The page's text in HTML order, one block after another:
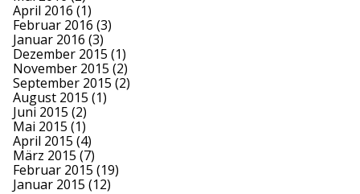
April 2016 (1)
Februar 2016 (3)
Januar 2016 (3)
Dezember 2015 (1)
November 2015 (2)
September 2015 (2)
August 2015 (1)
Juni 2015 (2)
Mai 2015 (1)
April 2015 (4)
März 2015 (7)
Februar 2015 (19)
Januar 2015 (12)